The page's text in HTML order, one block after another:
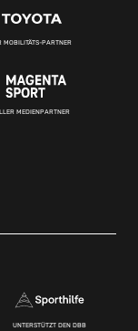
MOBILITÄTS-PARTNER
MEDIENPARTNER
UNTERSTÜTZT DEN DBB